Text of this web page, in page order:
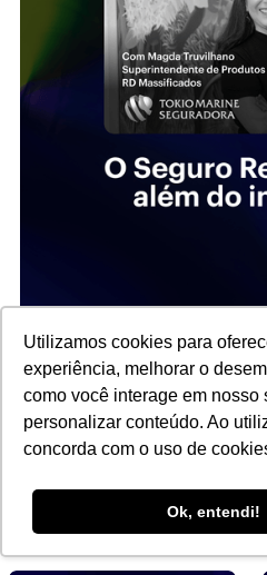
Utilizamos cookies para
experiência, melhorar o
como você interage em nosso
personalizar conteúdo. Ao
concorda com o uso de
Ok, entendi!
YouTube